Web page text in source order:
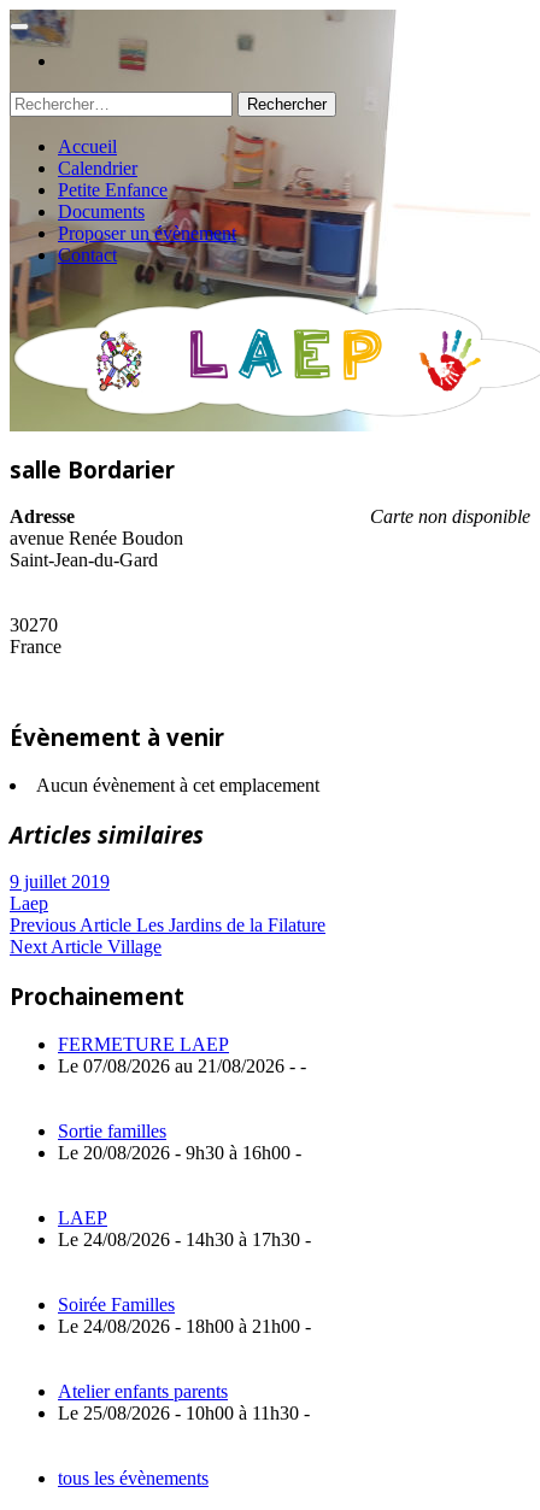
Rechercher :
Accueil
Calendrier
Petite Enfance
Documents
Proposer un évènement
Contact
salle Bordarier
Carte non disponible
Adresse
avenue Renée Boudon
Saint-Jean-du-Gard
30270
France
Évènement à venir
Aucun évènement à cet emplacement
Articles similaires
9 juillet 2019
Laep
Navigation
l’article
Previous ArticlePrevious
Post:
Les Jardins de la Filature
Next ArticleNext
Village
Prochainement
FERMETURE LAEP
Le 07/08/2026 au 21/08/2026 - -
Sortie familles
Le 20/08/2026 - 9h30 à 16h00 -
LAEP
Le 24/08/2026 - 14h30 à 17h30 -
Soirée Familles
Le 24/08/2026 - 18h00 à 21h00 -
Atelier enfants parents
Le 25/08/2026 - 10h00 à 11h30 -
tous les évènements